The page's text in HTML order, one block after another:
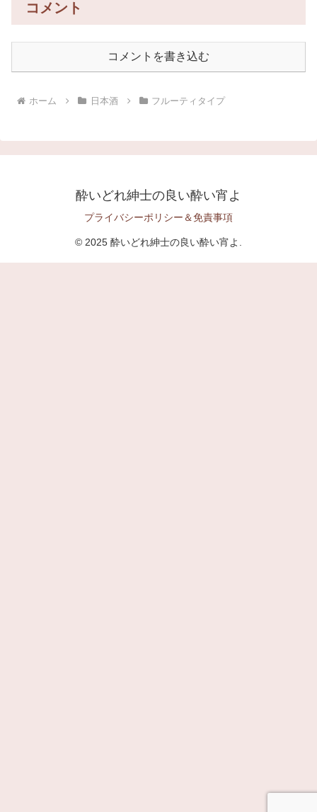
コメント
コメントを書き込む
ホーム 日本酒 フルーティタイプ
酔いどれ紳士の良い酔い宵よ
プライバシーポリシー＆免責事項
© 2025 酔いどれ紳士の良い酔い宵よ.